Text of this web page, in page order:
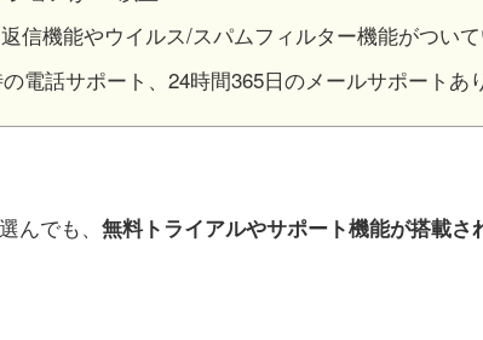
信機能やウイルス/スパムフィルター機能がつい
電話サポート、24時間365日のメールサポートあ
んでも、 無料トライアルやサポート機能が搭載さ